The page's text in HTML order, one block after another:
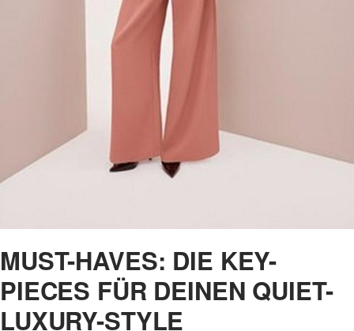
MUST-HAVES: DIE KEY-
PIECES FÜR DEINEN QUIET-
LUXURY-STYLE